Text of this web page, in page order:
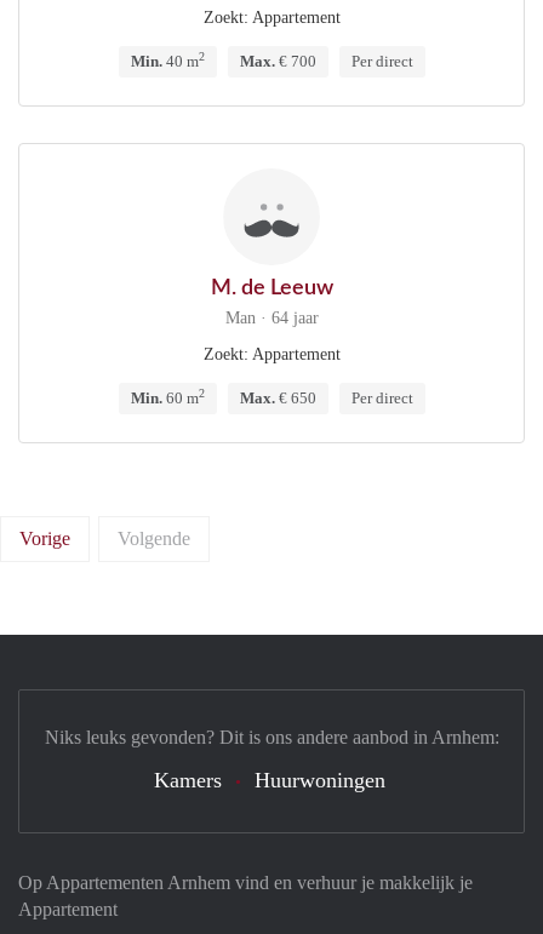
Zoekt: Appartement
Min.40 m2 Max.€ 700 Per direct
M. de Leeuw
Man · 64 jaar
Zoekt: Appartement
Min.60 m2 Max.€ 650 Per direct
Vorige Volgende
Op Appartementen Arnhem vind en verhuur je makkelijk je
Appartement
Niks leuks gevonden? Dit is ons andere aanbod in Arnhem:
Kamers Huurwoningen